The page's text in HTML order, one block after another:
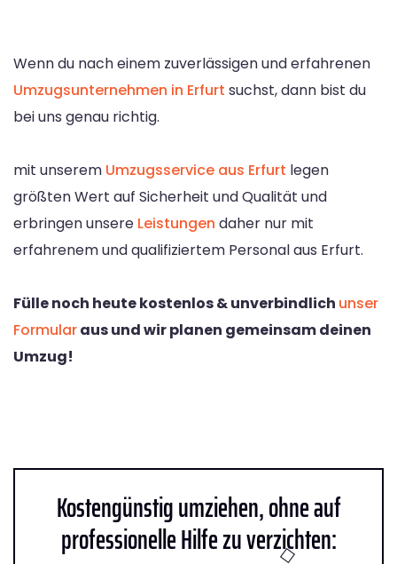
Wenn du nach einem zuverlässigen und erfahrenen
Umzugsunternehmen in Erfurt suchst, dann bist du
bei uns genau richtig.
mit unserem Umzugsservice aus Erfurt legen
größten Wert auf Sicherheit und Qualität und
erbringen unsere Leistungen daher nur mit
erfahrenem und qualifiziertem Personal aus Erfurt.
Fülle noch heute kostenlos & unverbindlich unser
Formularaus und wir planen gemeinsam deinen
Umzug!
Kostengünstig umziehen, ohne auf
professionelle Hilfe zu verzichten: